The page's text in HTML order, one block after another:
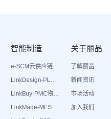
智能制造
e-SCM云供应链
LinkDesign-PLM设计研发
LinkBuy-PMC物料管理
LinkMade-MES生产管理
关于丽晶
了解丽晶
新闻资讯
市场活动
加入我们